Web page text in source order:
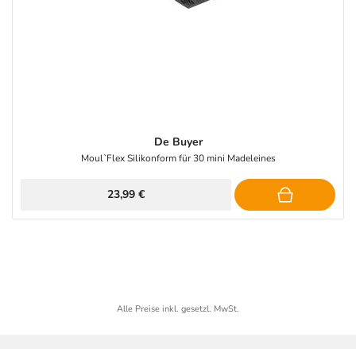
De Buyer
Moul`Flex Silikonform für 30 mini Madeleines
23,99 €
Alle Preise inkl. gesetzl. MwSt.